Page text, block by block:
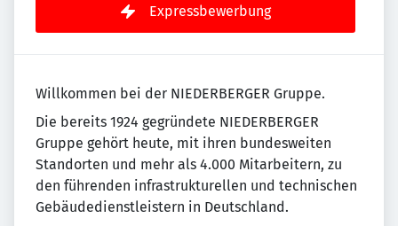
Expressbewerbung
Willkommen bei der NIEDERBERGER Gruppe.
Die bereits 1924 gegründete NIEDERBERGER
Gruppe gehört heute, mit ihren bundesweiten
Standorten und mehr als 4.000 Mitarbeitern, zu
den führenden infrastrukturellen und technischen
Gebäudedienstleistern in Deutschland.